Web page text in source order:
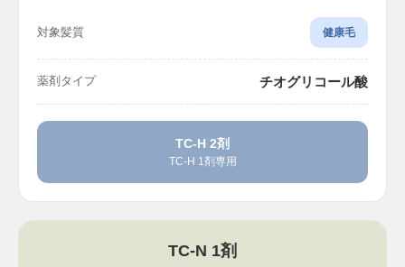
対象髪質 健康毛
薬剤タイプ チオグリコール酸
TC-H 2剤
TC-H 1剤専用
TC-N 1剤